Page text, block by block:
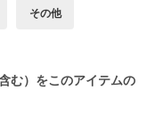
その他
む）をこのアイテムの